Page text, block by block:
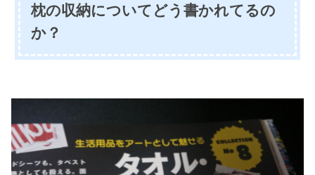
枕の収納についてどう書かれてるの
か？